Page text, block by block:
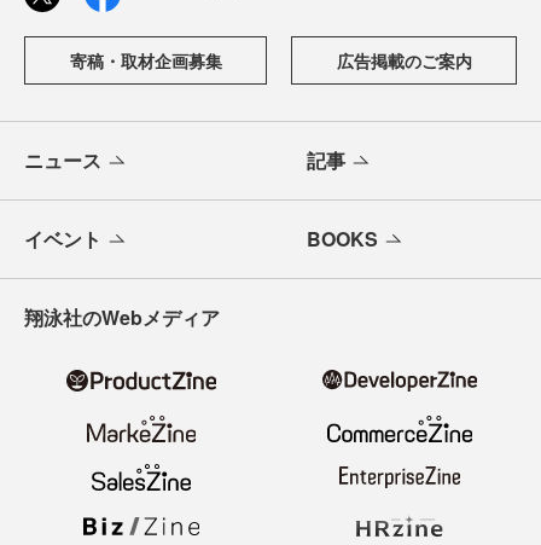
寄稿・取材企画募集 広告掲載のご案内
ニュース 記事
イベント BOOKS
翔泳社のWebメディア